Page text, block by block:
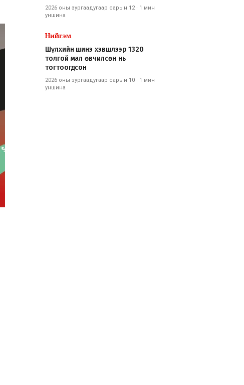
2026 оны зургаадугаар сарын 12· 1 мин
уншина
Нийгэм
Шүлхийн шинэ хэвшлээр 1320
толгой мал өвчилсөн нь
тогтоогдсон
2026 оны зургаадугаар сарын 10 · 1 мин
уншина